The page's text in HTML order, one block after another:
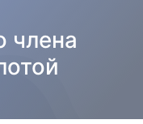
члена